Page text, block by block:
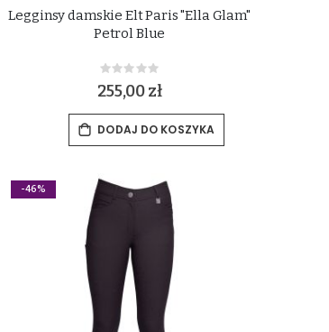
Legginsy damskie Elt Paris "Ella Glam"
Petrol Blue
Rating:
0%
255,00 zł
DODAJ DO KOSZYKA
-46%